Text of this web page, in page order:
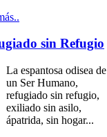
sin Refugio
La espantosa odisea de
un Ser Humano,
refugiado sin refugio,
exiliado sin asilo,
ápatrida, sin hogar...